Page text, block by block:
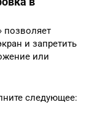
позволяет
и запретить
или
следующее: